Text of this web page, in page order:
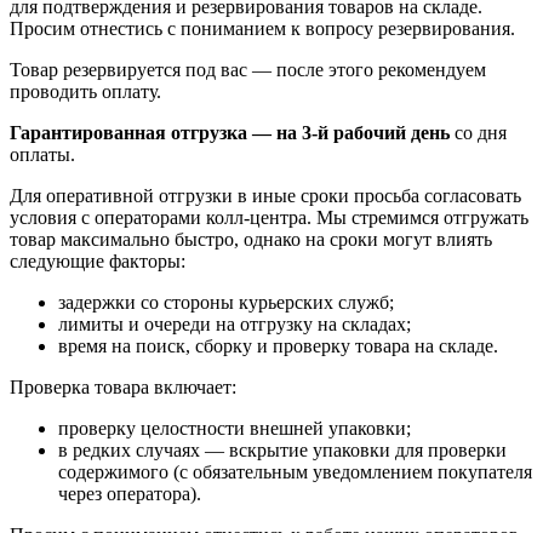
для подтверждения и резервирования товаров на складе.
Просим отнестись с пониманием к вопросу резервирования.
Товар резервируется под вас — после этого рекомендуем
проводить оплату.
Гарантированная отгрузка — на 3‑й рабочий день со дня
оплаты.
Для оперативной отгрузки в иные сроки просьба согласовать
условия с операторами колл‑центра. Мы стремимся отгружать
товар максимально быстро, однако на сроки могут влиять
следующие факторы:
задержки со стороны курьерских служб;
лимиты и очереди на отгрузку на складах;
время на поиск, сборку и проверку товара на складе.
Проверка товара включает:
проверку целостности внешней упаковки;
в редких случаях — вскрытие упаковки для проверки
содержимого (с обязательным уведомлением покупателя
через оператора).